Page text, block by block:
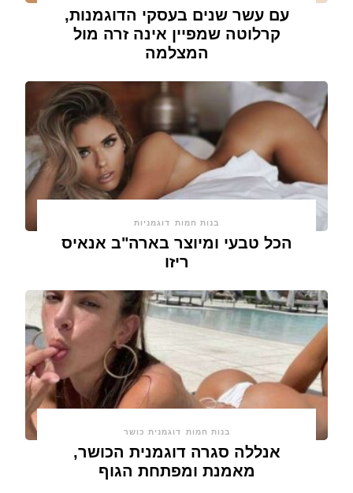
עם עשר שנים בעסקי הדוגמנות,
קרלוטה שמפיין אינה זרה מול
המצלמה
בנות חמות דוגמניות
הכל טבעי ומיוצר בארה"ב אנאיס
ריזו
בנות חמות דוגמנית כושר
אנללה סגרה דוגמנית הכושר,
מאמנת ומפתחת הגוף